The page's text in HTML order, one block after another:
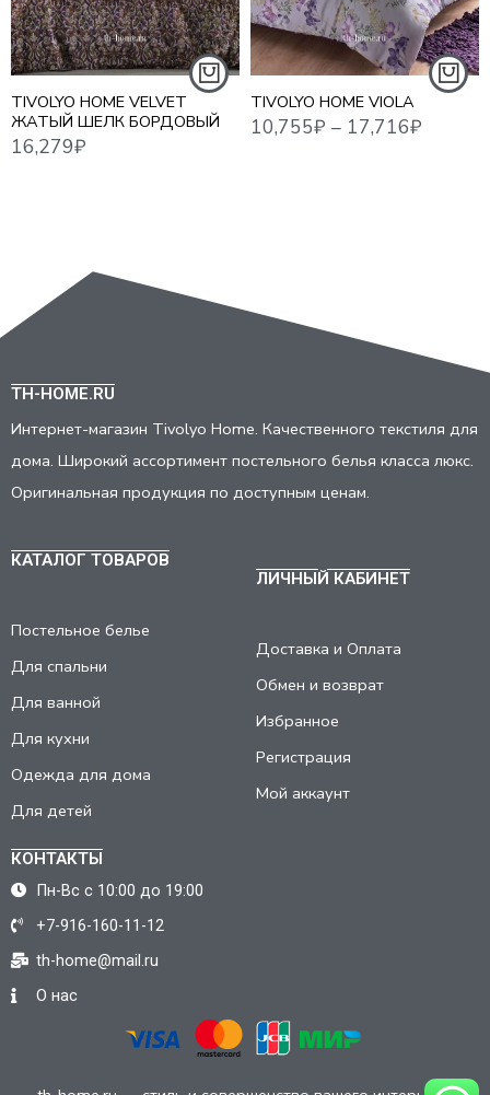
TIVOLYO HOME VELVET
ЖАТЫЙ ШЕЛК БОРДОВЫЙ
TIVOLYO HOME VIOLA
ЕВРО MAXI
СЕМЕЙНЫЙ
TH-HOME.RU
Интернет-магазин Tivolyo Home. Качественного текстиля для
дома. Широкий ассортимент постельного белья класса люкс.
Оригинальная продукция по доступным ценам.
КАТАЛОГ ТОВАРОВ
Постельное белье
Для спальни
Для ванной
Для кухни
Одежда для дома
Для детей
ЛИЧНЫЙ КАБИНЕТ
Доставка и Оплата
Обмен и возврат
Избранное
Регистрация
Мой аккаунт
КОНТАКТЫ
Пн-Вс с 10:00 до 19:00
+7-916-160-11-12
th-home@mail.ru
О нас